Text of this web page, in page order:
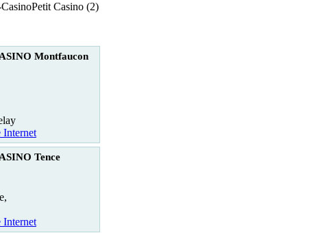
Petit Casino (2)
Montfaucon
Internet
Tence
Internet